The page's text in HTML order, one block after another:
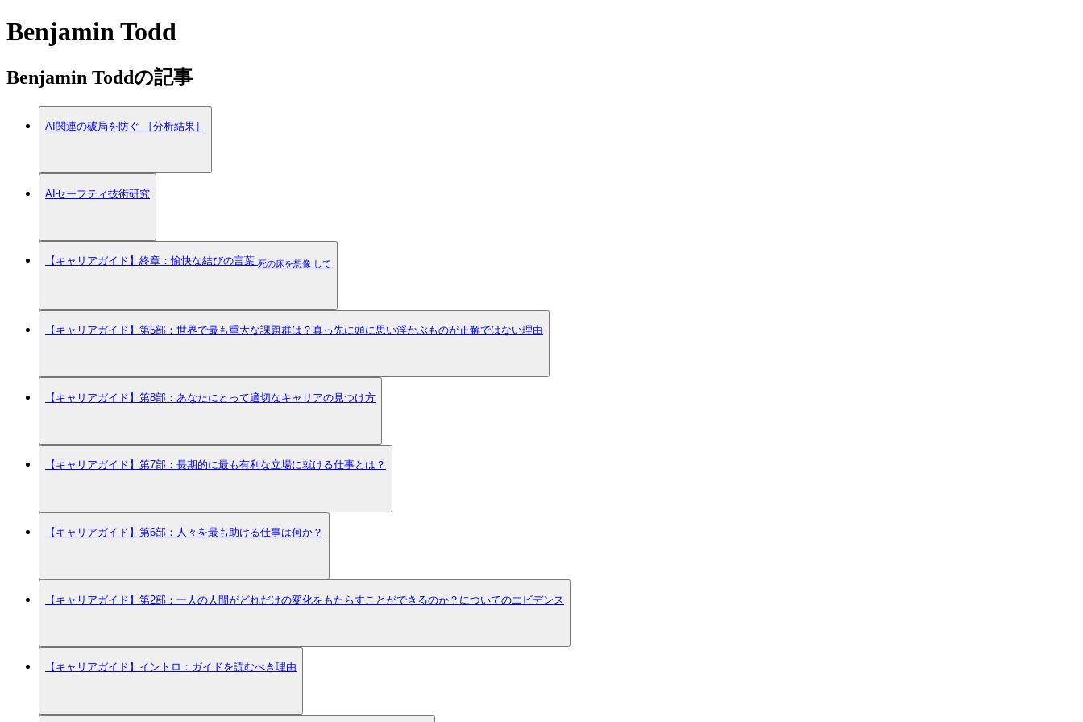
Benjamin Todd
Benjamin Toddの記事
AI関連の破局を防ぐ ［分析結果］
AIセーフティ技術研究
【キャリアガイド】終章：愉快な結びの言葉 死の床を想像 して
【キャリアガイド】第5部：世界で最も重大な課題群は？真っ先に頭に思い浮かぶものが正解ではない理由
【キャリアガイド】第8部：あなたにとって適切なキャリアの見つけ方
【キャリアガイド】第7部：長期的に最も有利な立場に就ける仕事とは？
【キャリアガイド】第6部：人々を最も助ける仕事は何か？
【キャリアガイド】第2部：一人の人間がどれだけの変化をもたらすことができるのか？についてのエビデンス
【キャリアガイド】イントロ：ガイドを読むべき理由